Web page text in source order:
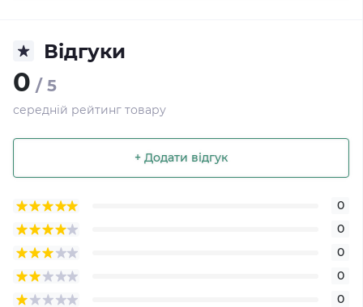
Відгуки
0 / 5
середній рейтинг товару
+ Додати відгук
0
0
0
0
0